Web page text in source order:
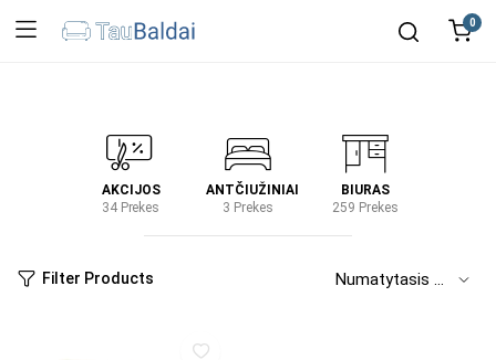
0
AKCIJOS
34 Prekes
ANTČIUŽINIAI
3 Prekes
BIURAS
259 Prekes
Filter Products